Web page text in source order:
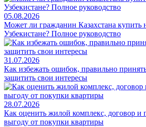
05.08.2026
Может ли гражданин Казахстана купить
Узбекистане? Полное руководство
31.07.2026
Как избежать ошибок, правильно
защитить свои интересы
28.07.2026
Как оценить жилой комплекс, договор и
выгоду от покупки квартиры